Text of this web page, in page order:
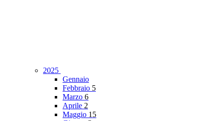
2025
Gennaio
Febbraio 5
Marzo 6
Aprile 2
Maggio 15